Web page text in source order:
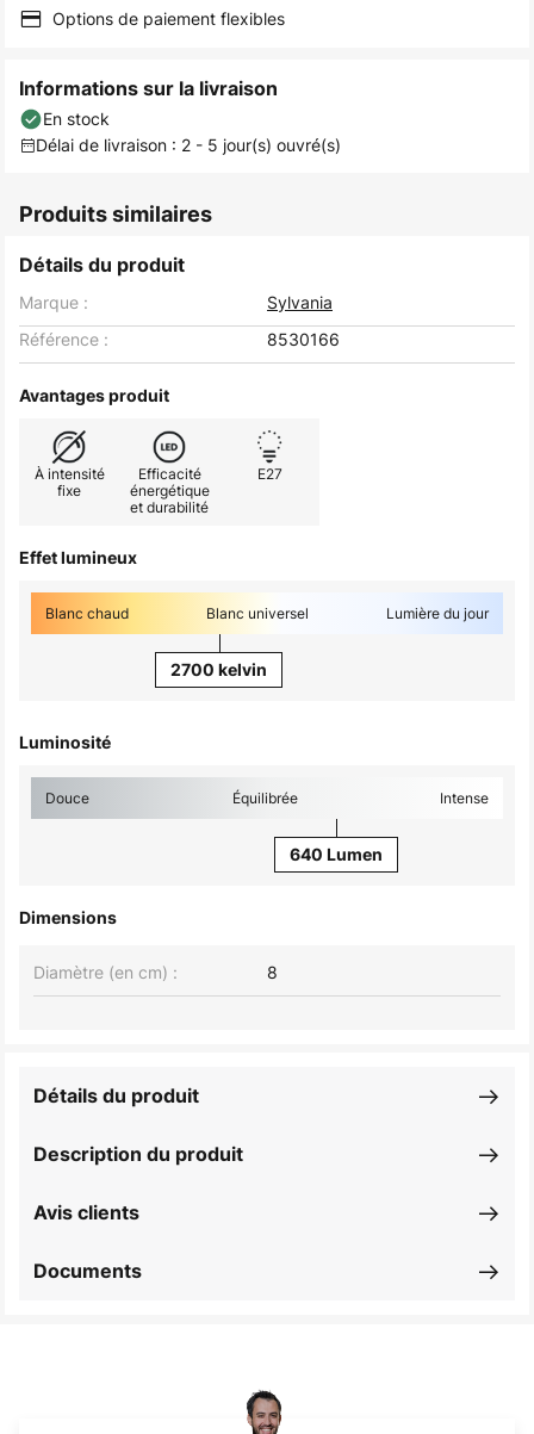
Options de paiement flexibles
Informations sur la livraison
En stock
Délai de livraison : 2 - 5 jour(s) ouvré(s)
Produits similaires
Détails du produit
Marque :
Sylvania
Référence :
8530166
Avantages produit
À intensité
fixe
Efficacité
énergétique
et durabilité
E27
Effet lumineux
Blanc chaud Blanc universel Lumière du jour
2700 kelvin
Luminosité
Douce Équilibrée Intense
640 Lumen
Dimensions
Diamètre (en cm) : 8
Description du produit
Détails du produit
Avis clients
Documents